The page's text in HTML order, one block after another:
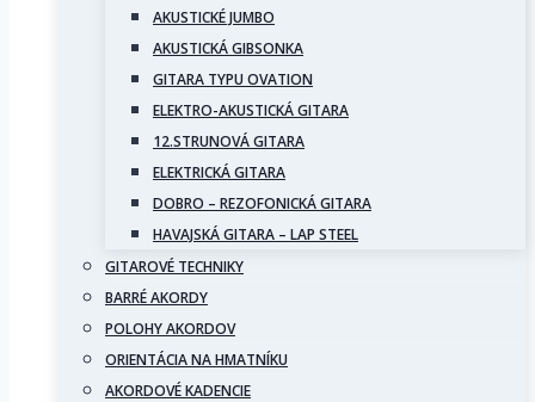
AKUSTICKÉ JUMBO
AKUSTICKÁ GIBSONKA
GITARA TYPU OVATION
ELEKTRO-AKUSTICKÁ GITARA
12.STRUNOVÁ GITARA
ELEKTRICKÁ GITARA
DOBRO – REZOFONICKÁ GITARA
HAVAJSKÁ GITARA – LAP STEEL
GITAROVÉ TECHNIKY
BARRÉ AKORDY
POLOHY AKORDOV
ORIENTÁCIA NA HMATNÍKU
AKORDOVÉ KADENCIE